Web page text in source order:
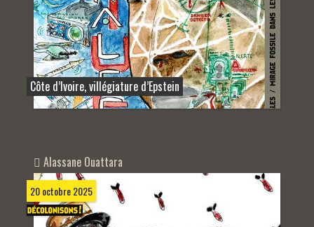
Côte d’Ivoire, villégiature d’Epstein
Alassane Ouattara
20 octobre 2025